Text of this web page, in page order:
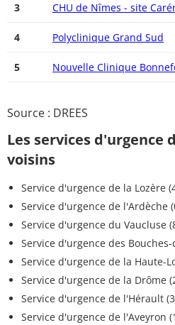
3 CHU de Nîmes - site
4 Polyclinique Grand Sud
5 Nouvelle Clinique
Source : DREES
Les services d'urgence
voisins
Service d'urgence de la Lozère
Service d'urgence de l'Ardèche
Service d'urgence du Vaucluse
Service d'urgence des
Service d'urgence de la Haute-
Service d'urgence de la Drôme
Service d'urgence de l'Hérault
Service d'urgence de l'Aveyron